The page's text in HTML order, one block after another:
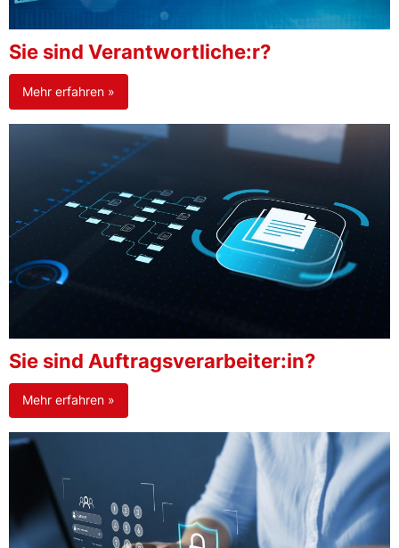
Sie sind Verantwortliche:r?
Mehr erfahren »
Sie sind Auftragsverarbeiter:in?
Mehr erfahren »